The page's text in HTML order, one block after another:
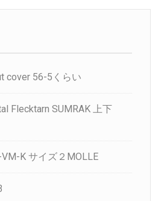
cover 56-5くらい
Flecktarn SUMRAK 上下
VM-K サイズ２MOLLE